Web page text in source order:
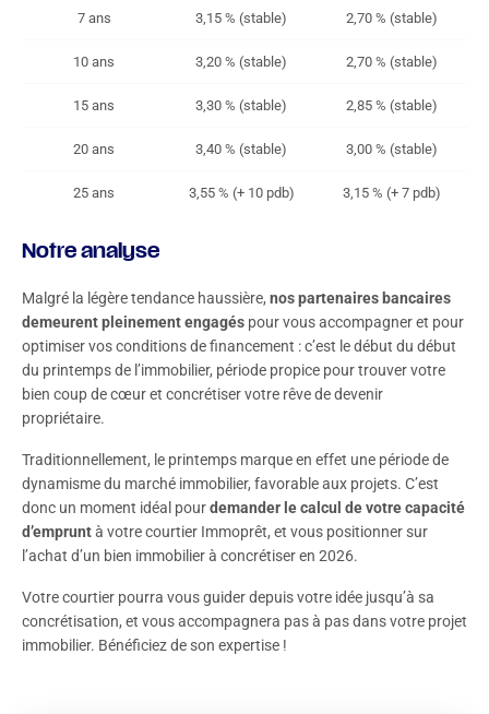
7 ans 3,15 % (stable) 2,70 % (stable)
10 ans 3,20 % (stable) 2,70 % (stable)
15 ans 3,30 % (stable) 2,85 % (stable)
20 ans 3,40 % (stable) 3,00 % (stable)
25 ans 3,55 % (+ 10 pdb) 3,15 % (+ 7 pdb)
Notre analyse
Malgré la légère tendance haussière, nos partenaires bancaires
demeurent pleinement engagés pour vous accompagner et pour
optimiser vos conditions de financement : c’est le début du début
du printemps de l’immobilier, période propice pour trouver votre
bien coup de cœur et concrétiser votre rêve de devenir
propriétaire.
Traditionnellement, le printemps marque en effet une période de
dynamisme du marché immobilier, favorable aux projets. C’est
donc un moment idéal pourdemander le calcul de votre capacité
d’empruntà votre courtier Immoprêt, et vous positionner sur
l’achat d’un bien immobilier à concrétiser en 2026.
Votre courtier pourra vous guider depuis votre idée jusqu’à sa
concrétisation, et vous accompagnera pas à pas dans votre projet
immobilier. Bénéficiez de son expertise !